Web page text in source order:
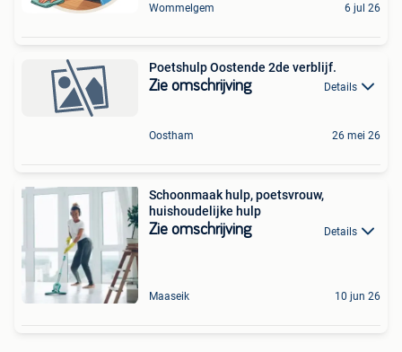
Wommelgem 6 jul 26
Poetshulp Oostende 2de verblijf.
Zie omschrijving Details
Oostham 26 mei 26
Schoonmaak hulp, poetsvrouw,
huishoudelijke hulp
Zie omschrijving Details
Maaseik 10 jun 26